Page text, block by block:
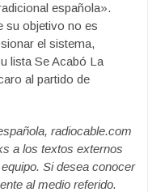
española».
su objetivo no es
el sistema,
lista Se Acabó La
al partido de
radiocable.com
a los textos externos
Si desea conocer
al medio referido.